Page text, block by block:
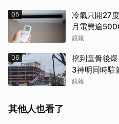
05
冷氣只開27
月電費逾
鏡報
06
挖到童骨後
3神明同時駐
鏡報
其他人也看了